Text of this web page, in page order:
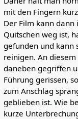
mit den Fingern
Der Film kann
Quitschen weg ist,
gefunden und kann
reinigen. An
daneben gegriffen
Führung gerissen,
zum Anschlag
geblieben ist. Wie
kurze